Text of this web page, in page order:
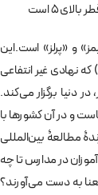
و «پرلز» است.این
آزمون‌ها را انجمن بین‌المللی ارزشیابی پیشرفت تحصیلی (IEA) که نهادی غیر انتفاعی
دنیا برگزار می‌کند.
و در آن کشورها با
مطالعۀ بین‏‌المللی
در مدارس تا چه
به دست می‌آورند؟